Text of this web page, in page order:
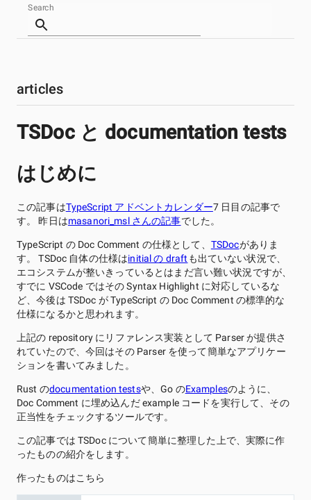
akito0107 Tech-Blog
Search
articles
TSDoc と documentation tests
はじめに
この記事はTypeScript アドベントカレンダー7 日目の記事で
す。 昨日はmasanori_msl さんの記事でした。
TypeScript の Doc Comment の仕様として、 TSDocがありま
す。 TSDoc 自体の仕様はinitial の draftも出ていない状況で、
エコシステムが整いきっているとはまだ言い難い状況ですが、
すでに VSCode ではその Syntax Highlight に対応しているな
ど、今後は TSDoc が TypeScript の Doc Comment の標準的な
仕様になるかと思われます。
上記の repository にリファレンス実装として Parser が提供さ
れていたので、今回はその Parser を使って簡単なアプリケー
ションを書いてみました。
Rust のdocumentation testsや、Go のExamplesのように、
Doc Comment に埋め込んだ example コードを実行して、その
正当性をチェックするツールです。
この記事では TSDoc について簡単に整理した上で、実際に作
ったものの紹介をします。
作ったものはこちら